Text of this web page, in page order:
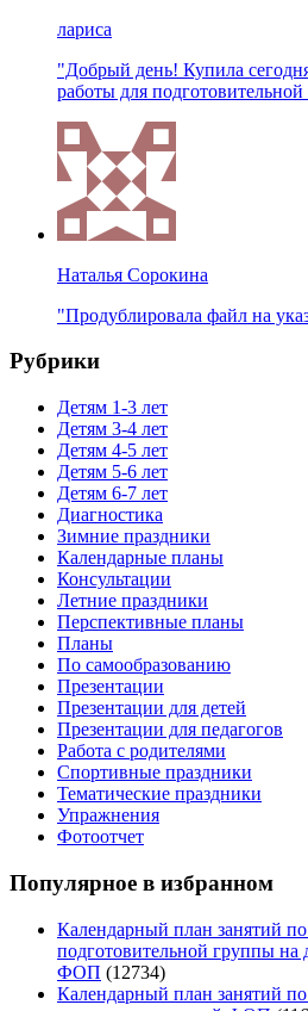
лариса
"Добрый день! Купила
работы для
Наталья Сорокина
"Продублировала файл на
Рубрики
Детям 1-3 лет
Детям 3-4 лет
Детям 4-5 лет
Детям 5-6 лет
Детям 6-7 лет
Диагностика
Зимние праздники
Календарные планы
Консультации
Летние праздники
Перспективные планы
Планы
По самообразованию
Презентации
Презентации для детей
Презентации для педагогов
Работа с родителями
Спортивные праздники
Тематические праздники
Упражнения
Фотоотчет
Популярное в избранном
Календарный план занятий
подготовительной группы на
ФОП (12734)
Календарный план занятий